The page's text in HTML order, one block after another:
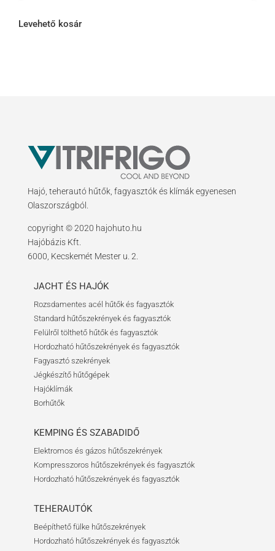
Levehető kosár
Hajó, teherautó hűtők, fagyasztók és klímák egyenesen
Olaszországból.
copyright © 2020 hajohuto.hu
Hajóbázis Kft.
6000, Kecskemét Mester u. 2.
JACHT ÉS HAJÓK
Rozsdamentes acél hűtők és fagyasztók
Standard hűtőszekrények és fagyasztók
Felülről tölthető hűtők és fagyasztók
Hordozható hűtőszekrények és fagyasztók
Fagyasztó szekrények
Jégkészítő hűtőgépek
Hajóklímák
Borhűtők
KEMPING ÉS SZABADIDŐ
Elektromos és gázos hűtőszekrények
Kompresszoros hűtőszekrények és fagyasztók
Hordozható hűtőszekrények és fagyasztók
TEHERAUTÓK
Beépíthető fülke hűtőszekrények
Hordozható hűtőszekrények és fagyasztók